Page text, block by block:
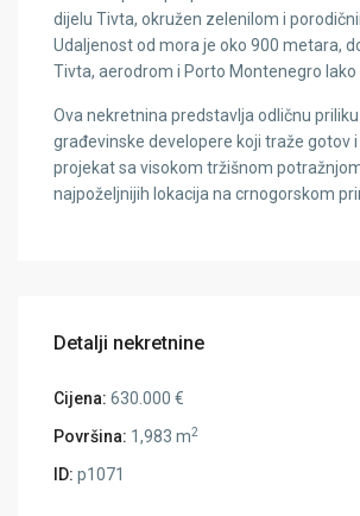
dijelu Tivta, okružen zelenilom i
Udaljenost od mora je oko 900 metara,
Tivta, aerodrom i Porto Montenegro lako
Ova nekretnina predstavlja odličnu
građevinske developere koji traže gotov
projekat sa visokom tržišnom
najpoželjnijih lokacija na crnogorskom
Detalji nekretnine
Cijena: 630.000 €
Površina: 1,983 m2
ID: p1071